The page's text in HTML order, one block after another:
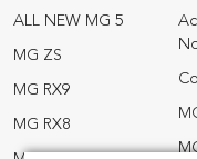
ALL NEW MG 5
MG ZS
MG RX9
MG RX8